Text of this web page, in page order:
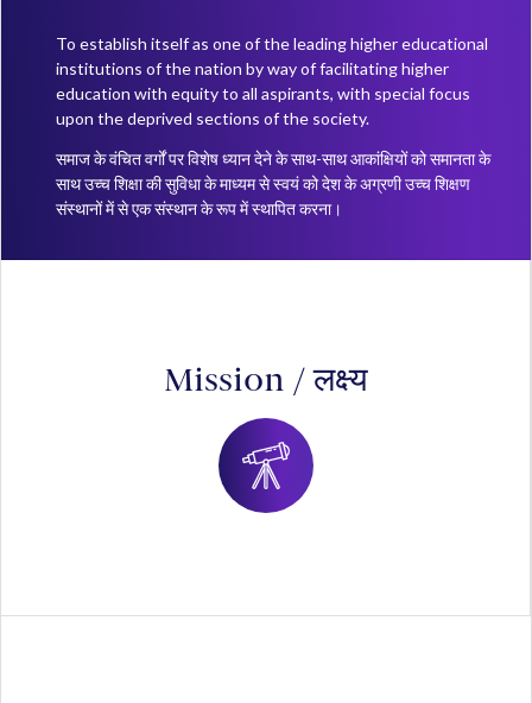
To establish itself as one of the leading higher educational
institutions of the nation by way of facilitating higher
education with equity to all aspirants, with special focus
upon the deprived sections of the society.
समाज के वंचित वर्गों पर विशेष ध्यान देने के साथ-साथ आकांक्षियों को समानता के
साथ उच्च शिक्षा की सुविधा के माध्यम से स्वयं को देश के अग्रणी उच्च शिक्षण
संस्थानों में से एक संस्थान के रूप में स्थापित करना।
Mission / लक्ष्य